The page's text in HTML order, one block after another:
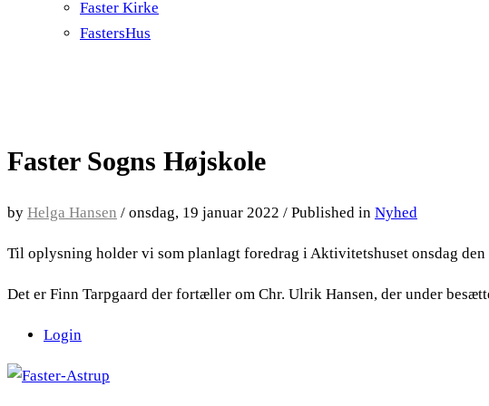
Faster Kirke
FastersHus
Faster Sogns Højskole
by Helga Hansen / onsdag, 19 januar 2022 / Published in Nyhed
Til oplysning holder vi som planlagt foredrag i Aktivitetshuset onsdag den
Det er Finn Tarpgaard der fortæller om Chr. Ulrik Hansen, der under
Login